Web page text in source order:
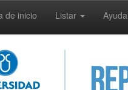
de inicio Listar Ayuda